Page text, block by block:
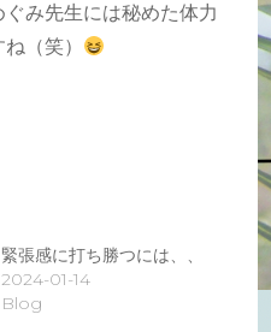
み先生には秘めた体力
（笑）
緊張感に打ち勝つには、、
2024-01-14
Blog